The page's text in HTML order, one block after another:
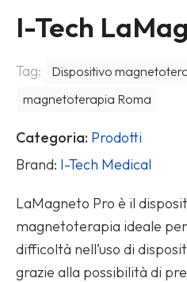
I-Tech
Tag: Dispositivo
magnetoterapia Roma
Categoria: Prodotti
Brand: I-Tech Medical
LaMagneto Pro è il
magnetoterapia ideale
difficoltà nell’uso di
grazie alla possibilità di